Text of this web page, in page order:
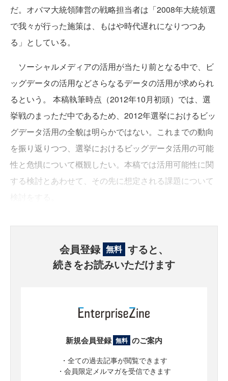
だ。オバマ大統領陣営の戦略担当者は「2008年大統領選
で我々が行った施策は、もはや時代遅れになりつつあ
る」としている。
ソーシャルメディアの活用が当たり前となる中で、ビ
ッグデータの活用などさらなるデータの活用が求められ
るという。 本稿執筆時点（2012年10月初頭）では、選
挙戦のまっただ中であるため、2012年選挙におけるビッ
グデータ活用の全貌は明らかではない。これまでの動向
を振り返りつつ、選挙におけるビッグデータ活用の可能
性と危惧について概観したい。本稿では活用可能性に関
する検討とあわせて、その先に想定される課題について
会員登録 無料 すると、
続きをお読みいただけます
新規会員登録 無料 のご案内
・全ての過去記事が閲覧できます
・会員限定メルマガを受信できます